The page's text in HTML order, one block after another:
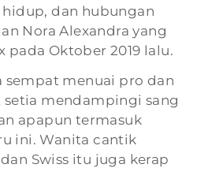
dan hubungan
Nora Alexandra yang
pada Oktober 2019 lalu.
sempat menuai pro dan
mendampingi sang
apapun termasuk
ini. Wanita cantik
Swiss itu juga kerap